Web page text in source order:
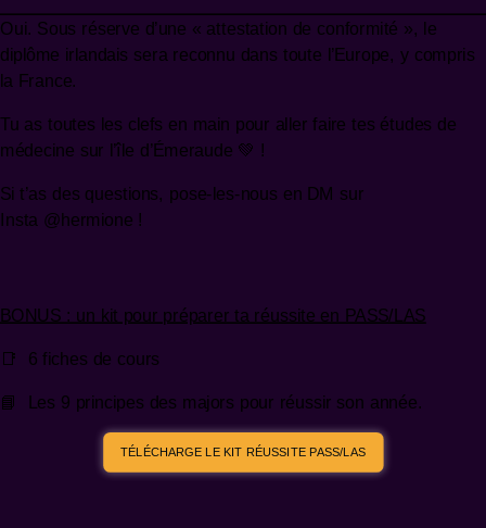
Oui. Sous réserve d’une « attestation de conformité », le
diplôme irlandais sera reconnu dans toute l’Europe, y compris
la France.
Tu as toutes les clefs en main pour aller faire tes études de
médecine sur l’île d’Émeraude 💚 !
Si t’as des questions, pose-les-nous en DM sur
Insta @hermione !
BONUS : un kit pour préparer ta réussite en PASS/LAS
📑 6 fiches de cours
📘 Les 9 principes des majors pour réussir son année.
TÉLÉCHARGE LE KIT RÉUSSITE PASS/LAS